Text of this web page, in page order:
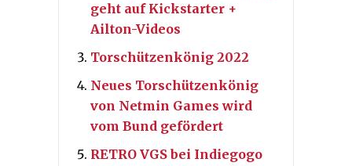
geht auf Kickstarter +
Ailton-Videos
Torschützenkönig 2022
Neues Torschützenkönig
von Netmin Games wird
vom Bund gefördert
RETRO VGS bei Indiegogo